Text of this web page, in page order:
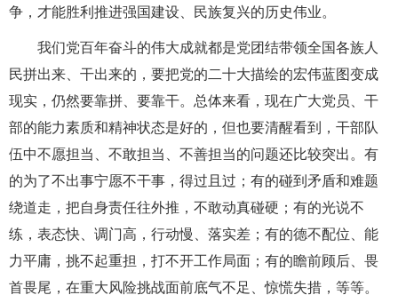
争，才能胜利推进强国建设、民族复兴的历史伟业。
我们党百年奋斗的伟大成就都是党团结带领全国各族人
民拼出来、干出来的，要把党的二十大描绘的宏伟蓝图变成
现实，仍然要靠拼、要靠干。总体来看，现在广大党员、干
部的能力素质和精神状态是好的，但也要清醒看到，干部队
伍中不愿担当、不敢担当、不善担当的问题还比较突出。有
的为了不出事宁愿不干事，得过且过；有的碰到矛盾和难题
绕道走，把自身责任往外推，不敢动真碰硬；有的光说不
练，表态快、调门高，行动慢、落实差；有的德不配位、能
力平庸，挑不起重担，打不开工作局面；有的瞻前顾后、畏
首畏尾，在重大风险挑战面前底气不足、惊慌失措，等等。